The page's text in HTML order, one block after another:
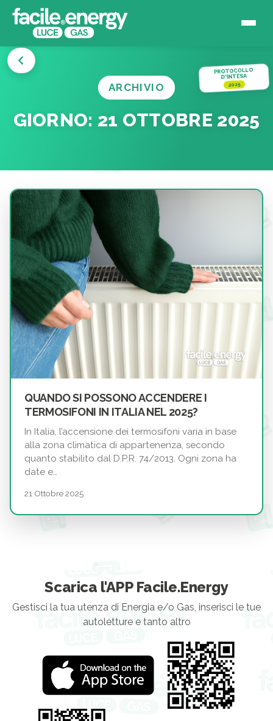
PROTOCOLLO
D'INTESA
2025
ARCHIVIO
GIORNO: 21 OTTOBRE 2025
QUANDO SI POSSONO ACCENDERE I
TERMOSIFONI IN ITALIA NEL 2025?
In Italia, l’accensione dei termosifoni varia in base
alla zona climatica di appartenenza, secondo
quanto stabilito dal D.P.R. 74/2013. Ogni zona ha
date e…
21 Ottobre 2025
Scarica l'APP Facile.Energy
Gestisci la tua utenza di Energia e/o Gas, inserisci le tue
autoletture e tanto altro